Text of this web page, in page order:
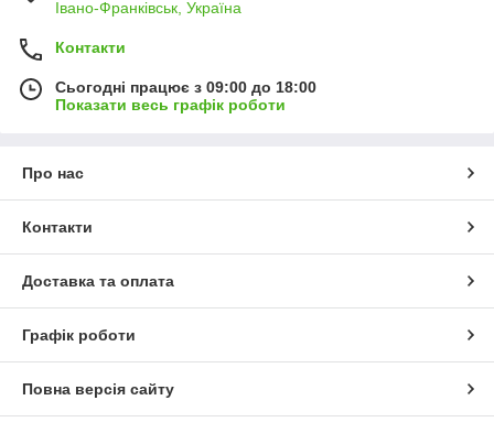
Івано-Франківськ, Україна
Контакти
Сьогодні працює з 09:00 до 18:00
Показати весь графік роботи
Про нас
Контакти
Доставка та оплата
Графік роботи
Повна версія сайту